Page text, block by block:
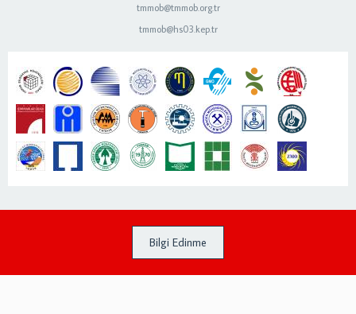
tmmob@tmmob.org.tr
tmmob@hs03.kep.tr
Bilgi Edinme